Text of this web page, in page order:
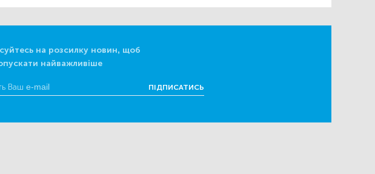
на розсилку новин, щоб
найважливіше
ПІДПИСАТИСЬ